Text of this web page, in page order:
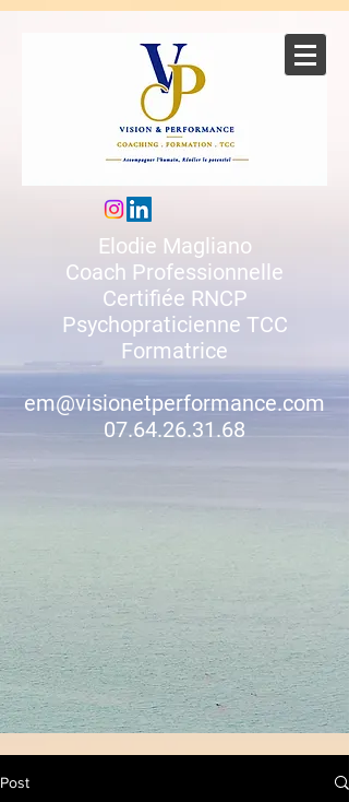
Elodie Magliano
Coach Professionnelle
Certifiée RNCP
Psychopraticienne TCC
Formatrice
em@visionetperformance.com
07.64.26.31.68
Post